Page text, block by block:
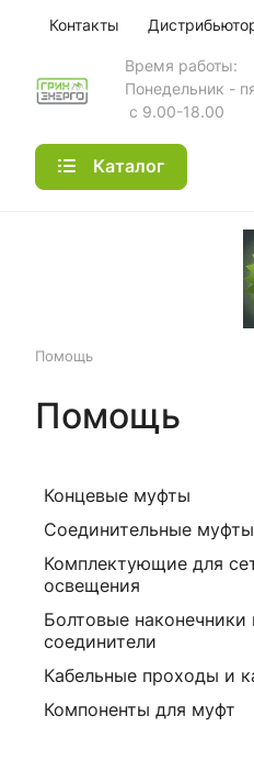
Контакты
Время работы:
Понедельник -
с 9.00-18.00
Каталог
Помощь
Помощь
Концевые муфты
Соединительные муфты
Комплектующие для
освещения
Болтовые наконечники
соединители
Кабельные проходы и
Компоненты для муфт